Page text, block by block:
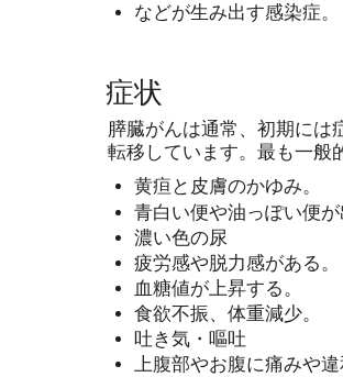
などが生み出す感染症。
症状
膵臓がんは通常、初期には
転移しています。最も一般
黄疸と皮膚のかゆみ。
青白い便や油っぽい便が
濃い色の尿
疲労感や脱力感がある。
血糖値が上昇する。
食欲不振、体重減少。
吐き気・嘔吐
上腹部やお腹に痛みや違